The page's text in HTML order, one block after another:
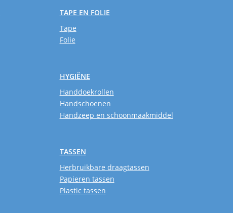
TAPE EN FOLIE
Tape
Folie
HYGIËNE
Handdoekrollen
Handschoenen
Handzeep en schoonmaakmiddel
TASSEN
Herbruikbare draagtassen
Papieren tassen
Plastic tassen